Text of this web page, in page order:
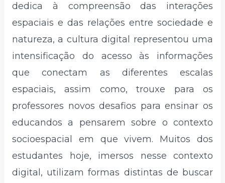
dedica à compreensão das interações
espaciais e das relações entre sociedade e
natureza, a cultura digital representou uma
intensificação do acesso às informações
que conectam as diferentes escalas
espaciais, assim como, trouxe para os
professores novos desafios para ensinar os
educandos a pensarem sobre o contexto
socioespacial em que vivem. Muitos dos
estudantes hoje, imersos nesse contexto
digital, utilizam formas distintas de buscar